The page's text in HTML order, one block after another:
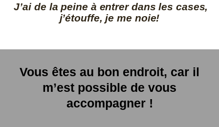
J’ai de la peine à entrer dans les cases,
j’étouffe, je me noie!
Vous êtes au bon endroit, car il
m’est possible de vous
accompagner !